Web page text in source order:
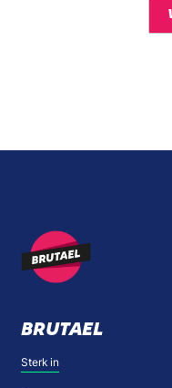
BRUTAEL
Sterk in